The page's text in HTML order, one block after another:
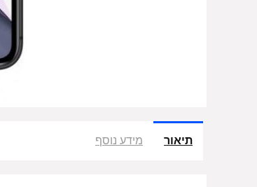
תיאור מידע נוסף